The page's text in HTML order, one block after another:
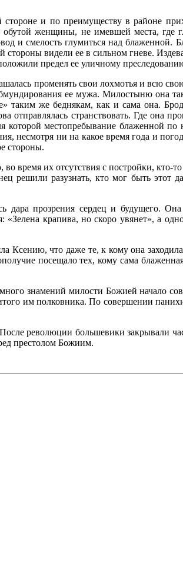
и по преимуществу в районе
женщины, не имевшей места, где
и смелость глумиться над блаженной.
видели ее в сильном гневе.
предел ее уличному
променять свои лохмотья и всю
ее мужа. Милостыню она
таким же беднякам, как и сама она.
отправлялась странствовать. Где она
которой местопребывание блаженной по
несмотря ни на какое время года и
стороны.
время их отсутствия с постройки, кто-то
решили разузнать, кто мог быть этот
прозрения сердец и будущего. Она
крапива, но скоро увянет», а
Ксению, что даже те, к кому она
посещало тех, кому сама
знамений милости Божией начало
им полковника. По совершении
революции большевики закрывали
престолом Божиим.